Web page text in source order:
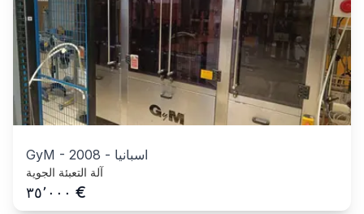
GyM - 2008 - اسبانيا
آلة التعبئة الجوية
٣٥٬٠٠٠ €